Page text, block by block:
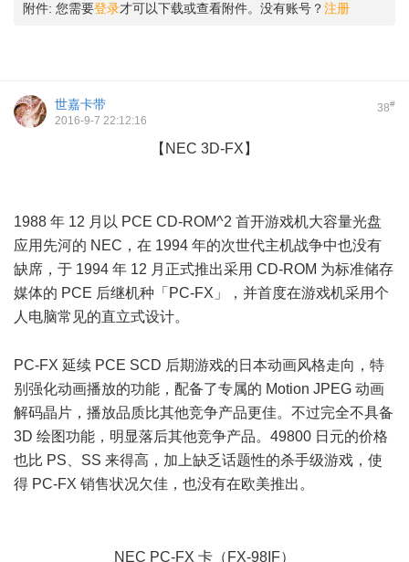
附件: 您需要登录才可以下载或查看附件。没有账号？注册
38#
世嘉卡带
2016-9-7 22:12:16
【NEC 3D-FX】
1988 年 12 月以 PCE CD-ROM^2 首开游戏机大容量光盘
应用先河的 NEC，在 1994 年的次世代主机战争中也没有
缺席，于 1994 年 12 月正式推出采用 CD-ROM 为标准储存
媒体的 PCE 后继机种「PC-FX」，并首度在游戏机采用个
人电脑常见的直立式设计。
PC-FX 延续 PCE SCD 后期游戏的日本动画风格走向，特
别强化动画播放的功能，配备了专属的 Motion JPEG 动画
解码晶片，播放品质比其他竞争产品更佳。不过完全不具备
3D 绘图功能，明显落后其他竞争产品。49800 日元的价格
也比 PS、SS 来得高，加上缺乏话题性的杀手级游戏，使
得 PC-FX 销售状况欠佳，也没有在欧美推出。
NEC PC-FX 卡（FX-98IF）